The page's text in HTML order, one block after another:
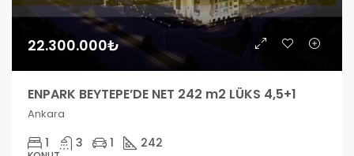
22.300.000₺
ENPARK BEYTEPE’DE NET 242 m2 LÜKS 4,5+1
Ankara
1 3 1 242